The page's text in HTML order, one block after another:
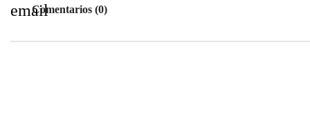
emailComentarios (0)